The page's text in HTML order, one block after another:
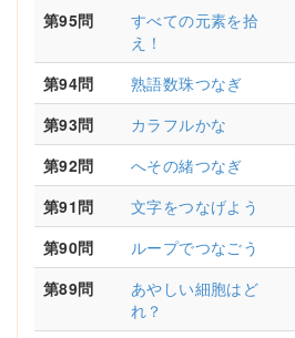
第95問
すべての元素を拾
え！
第94問 熟語数珠つなぎ
第93問
カラフルかな
第92問
へその緒つなぎ
第91問
文字をつなげよう
第90問
ループでつなごう
第89問
あやしい細胞はど
れ？